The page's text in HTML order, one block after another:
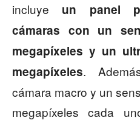
incluye un panel
cámaras con un
megapíxeles y un
megapíxeles.
cámara macro y un
megapíxeles cada